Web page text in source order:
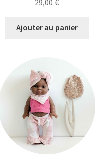
Ajouter au panier